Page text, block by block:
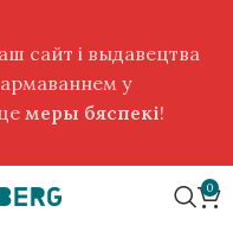
0
сайт і выдавецтва
у
меры бяспекі!